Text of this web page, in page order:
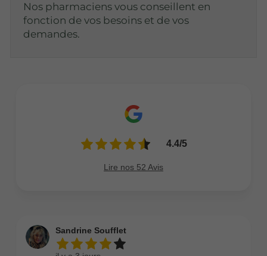
Nos pharmaciens vous conseillent en
fonction de vos besoins et de vos
demandes.